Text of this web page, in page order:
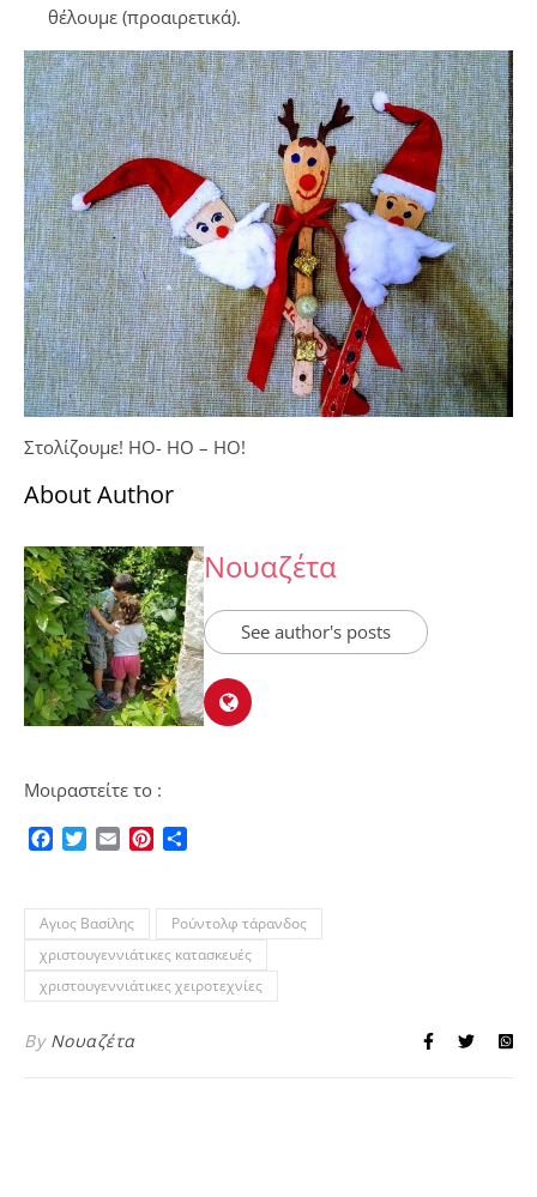
θέλουμε (προαιρετικά).
Στολίζουμε! HO- HO – HO!
About Author
Νουαζέτα
See author's posts
Μοιραστείτε το :
Facebook
TwitterEmailPinterest
Αγιος Βασίλης
Ρούντολφ τάρανδος
χριστουγεννιάτικες κατασκευές
χριστουγεννιάτικες χειροτεχνίες
By Νουαζέτα